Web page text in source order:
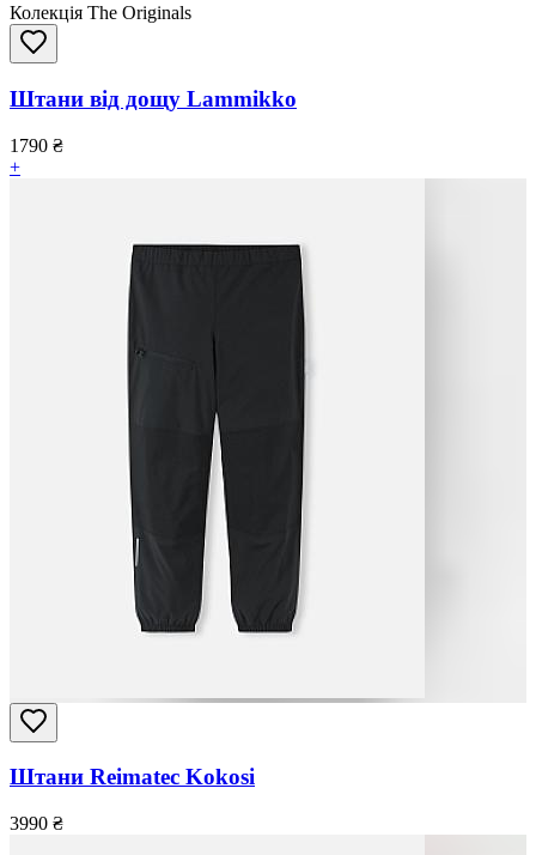
Колекція The Originals
Штани від дощу Lammikko
1790 ₴
+
Штани Reimatec Kokosi
3990 ₴